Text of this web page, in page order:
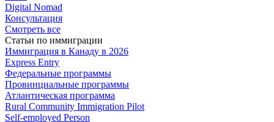
Digital Nomad
Консультация
Смотреть все
Статьи по иммиграции
Иммиграция в Канаду в 2026
Express Entry
Федеральные программы
Провинциальные программы
Атлантическая программа
Rural Community Immigration Pilot
Self-employed Person